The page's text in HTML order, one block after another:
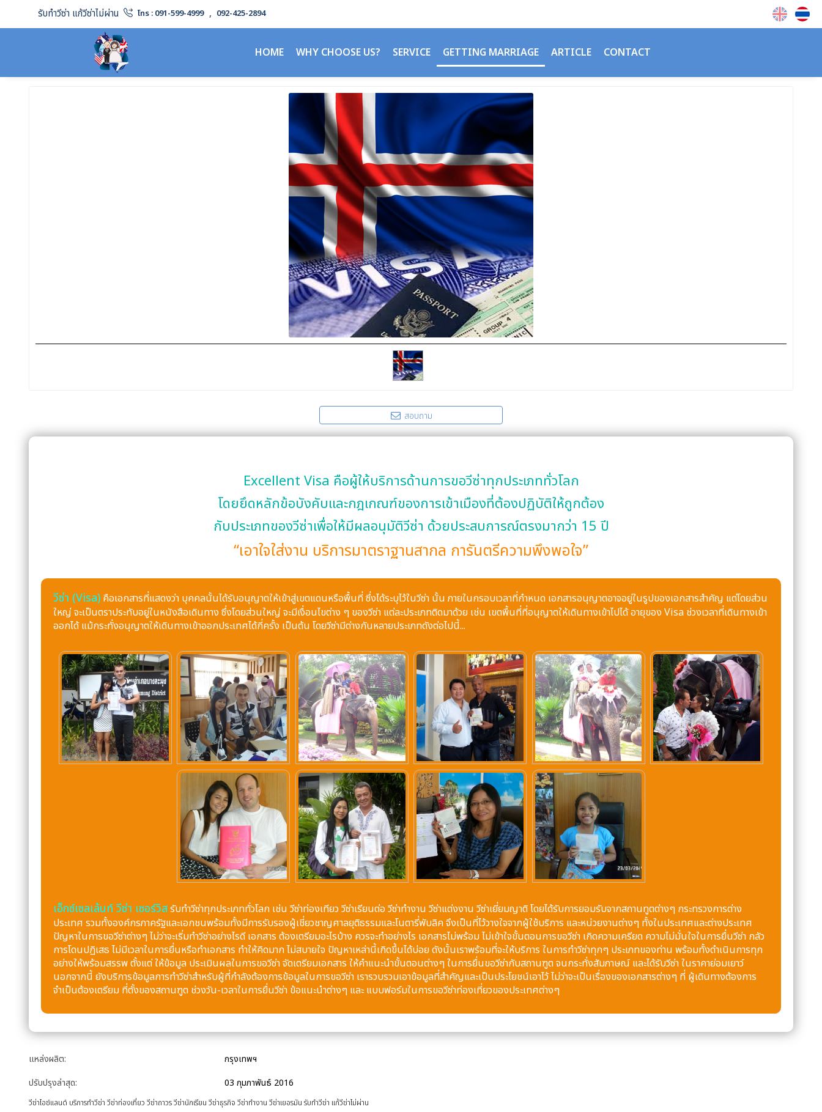
รับทำวีซ่า แก้วีซ่าไม่ผ่าน โทร : 091-599-4999 , 092-425-2894
HOME WHY CHOOSE US? SERVICE GETTING MARRIAGE ARTICLE CONTACT
สอบถาม
Excellent Visa คือผู้ให้บริการด้านการขอวีซ่าทุกประเภททั่วโลก
โดยยึดหลักข้อบังคับและกฎเกณฑ์ของการเข้าเมืองที่ต้องปฏิบัติให้ถูกต้อง
กับประเภทของวีซ่าเพื่อให้มีผลอนุมัติวีซ่า ด้วยประสบการณ์ตรงมากว่า 15 ปี
“เอาใจใส่งาน บริการมาตราฐานสากล การันตรีความพึงพอใจ”
วีซ่า (Visa) คือเอกสารที่แสดงว่า บุคคลนั้นได้รับอนุญาตให้เข้าสู่เขตแดนหรือพื้นที่ ซึ่งได้ระบุไว้ในวีซ่า นั้น ภายในกรอบเวลาที่กำหนด เอกสารอนุญาตอาจอยู่ในรูปของเอกสารสำคัญ แต่โดยส่วน
ใหญ่ จะเป็นตราประทับอยู่ในหนังสือเดินทาง ซึ่งโดยส่วนใหญ่ จะมีเงื่อนไขต่าง ๆ ของวีซ่า แต่ละประเภทติดมาด้วย เช่น เขตพื้นที่ที่อนุญาตให้เดินทางเข้าไปได้ อายุของ Visa ช่วงเวลาที่เดินทางเข้า
ออกได้ แม้กระทั่งอนุญาตให้เดินทางเข้าออกประเทศได้กี่ครั้ง เป็นต้น โดยวีซ่ามีต่างกันหลายประเภทดังต่อไปนี้...
เอ็กซ์เซลเล้นท์ วีซ่า เซอร์วิสรับทำวีซ่าทุกประเภททั่วโลก เช่น วีซ่าท่องเทียว วีซ่าเรียนต่อ วีซ่าทำงาน วีซ่าแต่งงาน วีซ่าเยี่ยมญาติ โดยได้รับการยอมรับจากสถานทูตต่างๆ กระทรวงการต่าง
ประเทศ รวมทั้งองค์กรภาครัฐและเอกชนพร้อมทั้งมีการรับรองผู้เชี่ยวชาญศาลยุติธรรมและโนตารี่พับลิค จึงเป็นที่ไว้วางใจจากผู้ใช้บริการ และหน่วยงานต่างๆ ทั้งในประเทศและต่างประเทศ
ปัญหาในการขอวีซ่าต่างๆ ไม่ว่าจะเริ่มทำวีซ่าอย่างไรดี เอกสาร ต้องเตรียมอะไรบ้าง ควรจะทำอย่างไร เอกสารไม่พร้อม ไม่เข้าใจขั้นตอนการขอวีซ่า เกิดความเครียด ความไม่มั่นใจในการยื่นวีซ่า กลัว
การโดนปฏิเสธ ไม่มีเวลาในการยื่นหรือทำเอกสาร ทำให้คิดมาก ไม่สบายใจ ปัญหาเหล่านี้เกิดขึ้นได้บ่อย ดังนั้นเราพร้อมที่จะให้บริการ ในการทำวีซ่าทุกๆ ประเภทของท่าน พร้อมทั้งดำเนินการทุก
อย่างให้พร้อมสรรพ ตั้งแต่ ให้ข้อมูล ประเมินผลในการขอวีซ่า จัดเตรียมเอกสาร ให้คำแนะนำขั้นตอนต่างๆ ในการยื่นขอวีซ่ากับสถานฑูต จนกระทั่งสัมภาษณ์ และได้รับวีซ่า ในราคาย่อมเยาว์
นอกจากนี้ ยังบริการข้อมูลการทำวีซ่าสำหรับผู้ที่กำลังต้องการข้อมูลในการขอวีซ่า เรารวบรวมเอาข้อมูลที่สำคัญและเป็นประโยชน์เอาไว้ ไม่ว่าจะเป็นเรื่องของเอกสารต่างๆ ที่ ผู้เดินทางต้องการ
จำเป็นต้องเตรียม ที่ตั้งของสถานฑูต ช่วงวัน-เวลาในการยื่นวีซ่า ข้อแนะนำต่างๆ และ แบบฟอร์มในการขอวีซ่าท่องเที่ยวของประเทศต่างๆ
แหล่งผลิต:
กรุงเทพฯ
ปรับปรุงล่าสุด:
03 กุมภาพันธ์ 2016
วีซ่าไอซ์แลนด์ บริการทำวีซ่า วีซ่าท่องเที่ยว วีซ่าถาวร วีซ่านักเรียน วีซ่าธุรกิจ วีซ่าทำงาน วีซ่าเยอรมัน รับทำวีซ่า แก้วีซ่าไม่ผ่าน